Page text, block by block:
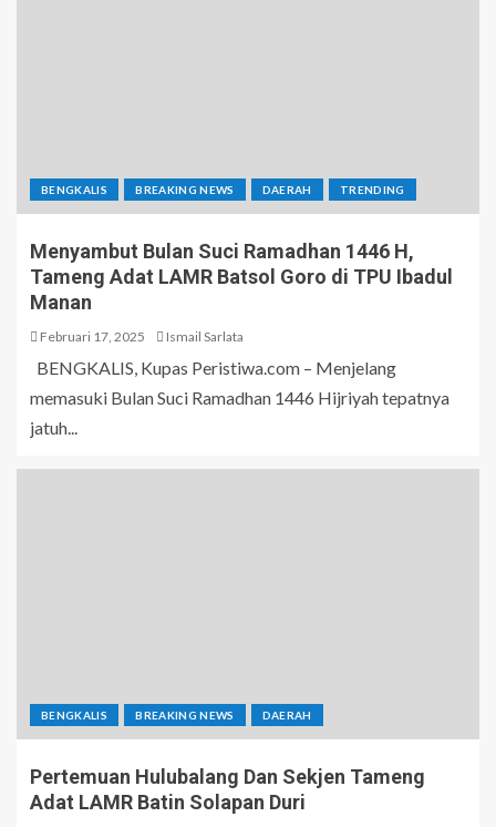
BENGKALIS BREAKING NEWS DAERAH TRENDING
Menyambut Bulan Suci Ramadhan 1446 H,
Tameng Adat LAMR Batsol Goro di TPU Ibadul
Manan
Februari 17, 2025 Ismail Sarlata
BENGKALIS, Kupas Peristiwa.com – Menjelang
memasuki Bulan Suci Ramadhan 1446 Hijriyah tepatnya
jatuh...
BENGKALIS BREAKING NEWS DAERAH
Pertemuan Hulubalang Dan Sekjen Tameng
Adat LAMR Batin Solapan Duri